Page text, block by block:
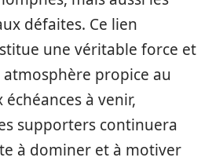
défaites. Ce lien
une véritable force et
propice au
échéances à venir,
supporters continuera
à dominer et à motiver